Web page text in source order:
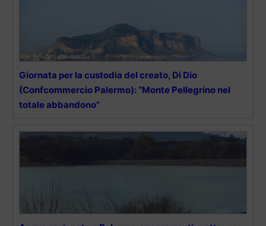
Giornata per la custodia del creato, Di Dio
(Confcommercio Palermo): “Monte Pellegrino nel
totale abbandono”